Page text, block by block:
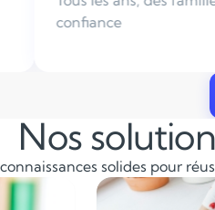
Nos
solides pour